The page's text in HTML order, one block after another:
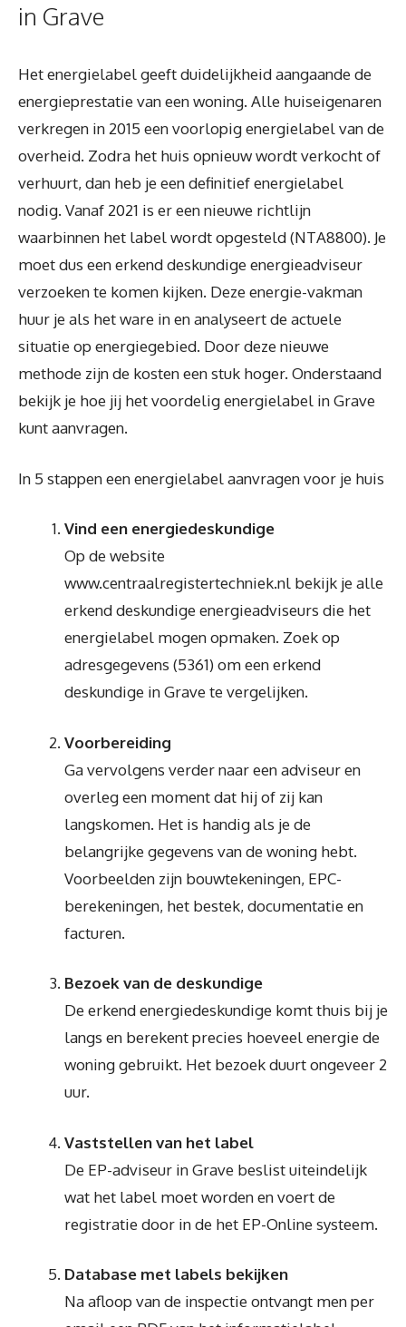
in Grave
Het energielabel geeft duidelijkheid aangaande de
energieprestatie van een woning. Alle huiseigenaren
verkregen in 2015 een voorlopig energielabel van de
overheid. Zodra het huis opnieuw wordt verkocht of
verhuurt, dan heb je een definitief energielabel
nodig. Vanaf 2021 is er een nieuwe richtlijn
waarbinnen het label wordt opgesteld (NTA8800). Je
moet dus een erkend deskundige energieadviseur
verzoeken te komen kijken. Deze energie-vakman
huur je als het ware in en analyseert de actuele
situatie op energiegebied. Door deze nieuwe
methode zijn de kosten een stuk hoger. Onderstaand
bekijk je hoe jij het voordelig energielabel in Grave
kunt aanvragen.
In 5 stappen een energielabel aanvragen voor je huis
Vind een energiedeskundige
Op de website
www.centraalregistertechniek.nl bekijk je alle
erkend deskundige energieadviseurs die het
energielabel mogen opmaken. Zoek op
adresgegevens (5361) om een erkend
deskundige in Grave te vergelijken.
Voorbereiding
Ga vervolgens verder naar een adviseur en
overleg een moment dat hij of zij kan
langskomen. Het is handig als je de
belangrijke gegevens van de woning hebt.
Voorbeelden zijn bouwtekeningen, EPC-
berekeningen, het bestek, documentatie en
facturen.
Bezoek van de deskundige
De erkend energiedeskundige komt thuis bij je
langs en berekent precies hoeveel energie de
woning gebruikt. Het bezoek duurt ongeveer 2
uur.
Vaststellen van het label
De EP-adviseur in Grave beslist uiteindelijk
wat het label moet worden en voert de
registratie door in de het EP-Online systeem.
Database met labels bekijken
Na afloop van de inspectie ontvangt men per